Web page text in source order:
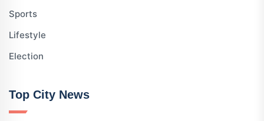
Sports
Lifestyle
Election
Top City News